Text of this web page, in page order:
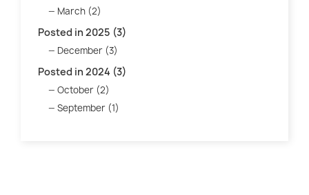
March (2)
Posted in 2025 (3)
December (3)
Posted in 2024 (3)
October (2)
September (1)